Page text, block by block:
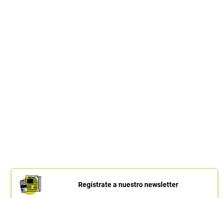
Regístrate a nuestro newsletter